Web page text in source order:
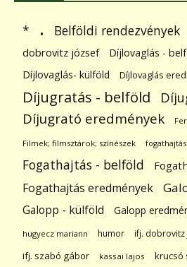
* . Belföldi rendezvények
dobrovitz józsef
Díjlovaglás -
Díjlovaglás- külföld
Díjlovaglás
Díjugratás - belföld
Díjugrató eredmények
Filmek; filmsztárok; színészek fogathajtás
Fogathajtás - belföld
Fogathajtás eredmények
Galopp - külföld Galopp
hugyecz mariann humor ifj. dobrovitz
ifj. szabó gábor kassai lajos krucsó